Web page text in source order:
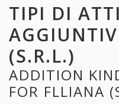
TIPI DI
(S.R.L.)
ADDITION
FOR FLLIANA